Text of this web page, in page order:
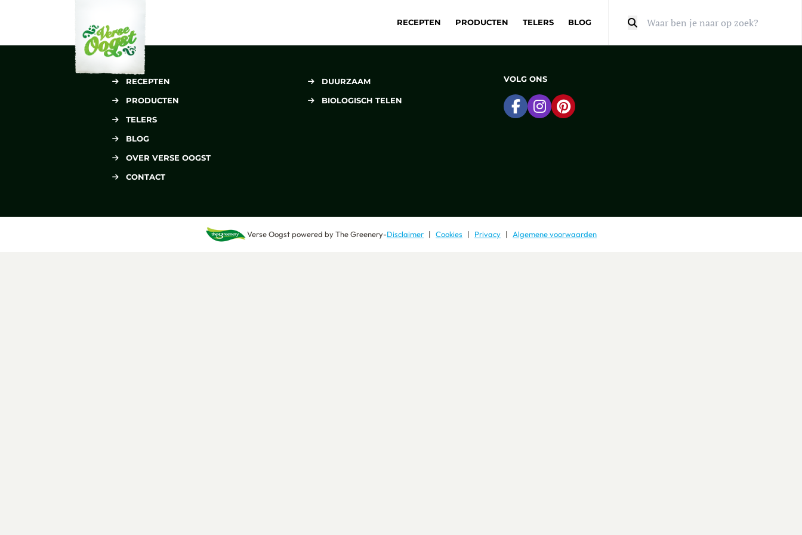
RECEPTEN PRODUCTEN TELERS BLOG
RECEPTEN
PRODUCTEN
TELERS
BLOG
OVER VERSE OOGST
CONTACT
DUURZAAM
BIOLOGISCH TELEN
VOLG ONS
Ga naar Facebook
Ga naar Instagram
Ga naar Pinterest
Verse Oogstpowered byThe Greenery-Disclaimer Cookies Privacy Algemene voorwaarden